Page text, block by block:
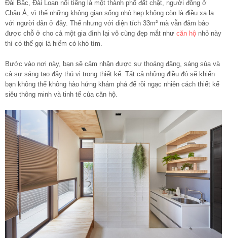
Đài Bắc, Đài Loan nổi tiếng là một thành phố đất chật, người đông ở
Châu Á, vì thế những không gian sống nhỏ hẹp không còn là điều xa lạ
với người dân ở đây. Thế nhưng với diện tích 33m² mà vẫn đảm bảo
được chỗ ở cho cả một gia đình lại vô cùng đẹp mắt như căn hộ nhỏ này
thì có thể gọi là hiếm có khó tìm.
Bước vào nơi này, bạn sẽ cảm nhận được sự thoáng đãng, sáng sủa và
cả sự sáng tạo đầy thú vị trong thiết kế. Tất cả những điều đó sẽ khiến
bạn không thể không hào hứng khám phá để rồi ngạc nhiên cách thiết kế
siêu thông minh và tinh tế của căn hộ.